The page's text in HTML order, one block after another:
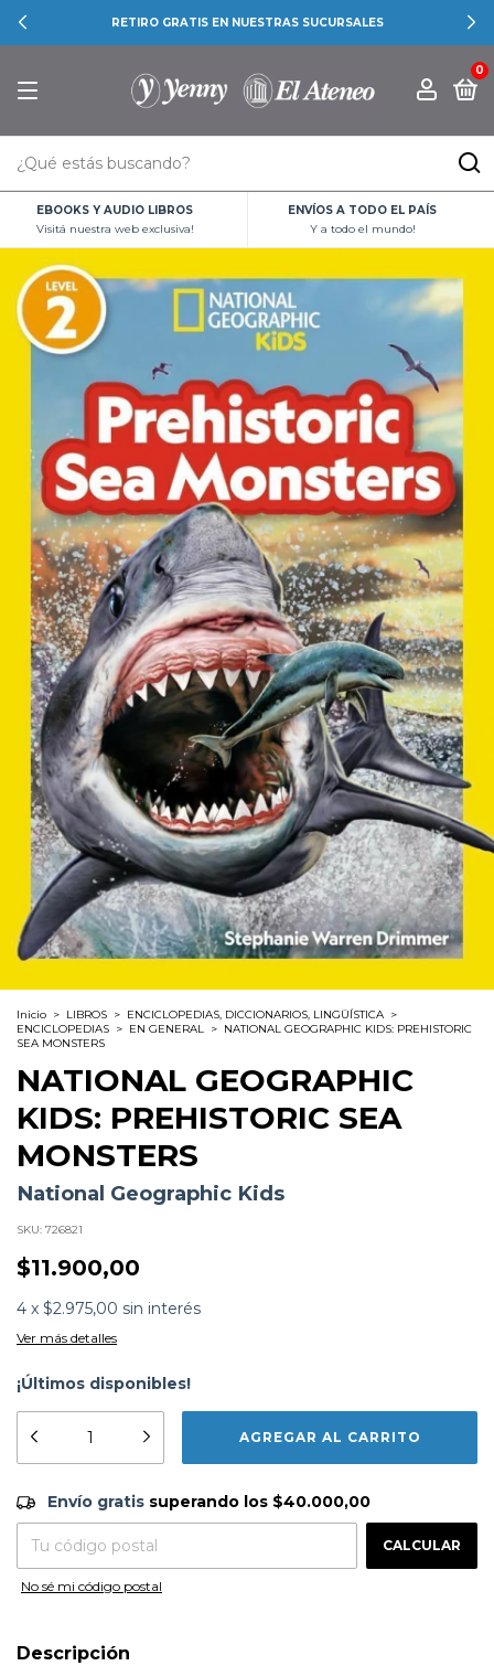
RETIRO GRATIS EN NUESTRAS SUCURSALES
0
EBOOKS Y AUDIO LIBROS
Visitá nuestra web exclusiva!
ENVÍOS A TODO EL PAÍS
Y a todo el mundo!
Inicio > LIBROS > ENCICLOPEDIAS, DICCIONARIOS, LINGÜÍSTICA >
ENCICLOPEDIAS > EN GENERAL > NATIONAL GEOGRAPHIC KIDS: PREHISTORIC
SEA MONSTERS
NATIONAL GEOGRAPHIC
KIDS: PREHISTORIC SEA
MONSTERS
National Geographic Kids
SKU: 726821
$11.900,00
4 x $2.975,00 sin interés
Ver más detalles
¡Últimos disponibles!
Envío gratis $40.000,00
Entregas para el CP: CAMBIAR CP
Envío gratis superando los $40.000,00
CALCULAR
No sé mi código postal
Descripción
Formato:LIBROS
Editorial:
National Geographic Kids
Idioma:Inglés
Fecha Publicación:01/2025
Sinópsis